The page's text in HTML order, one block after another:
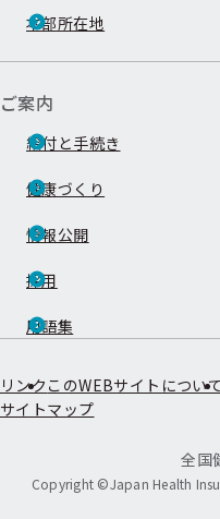
ー
本部所在地
ご案内
給付と手続き
健康づくり
情報公開
採用
用語集
リンク このWEBサイトについて
サイトマップ
全国
Copyright ©Japan Health